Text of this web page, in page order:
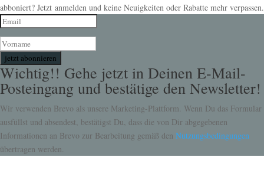
abboniert? Jetzt anmelden und keine Neuigkeiten oder Rabatte mehr verpassen.
jetzt abonnieren
Wichtig!! Gehe jetzt in Deinen E-Mail-
Posteingang und bestätige den Newsletter!
Wir verwenden Brevo als unsere Marketing-Plattform. Wenn Du das Formular
ausfüllst und absendest, bestätigst Du, dass die von Dir abgegebenen
Informationen an Brevo zur Bearbeitung gemäß den Nutzungsbedingungen
übertragen werden.